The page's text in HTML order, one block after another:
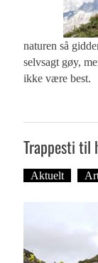
naturen så
selvsagt gøy,
ikke være best.
Trappesti til
Aktuelt